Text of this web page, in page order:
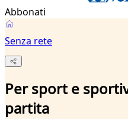
Abbonati
Senza rete
Per sport e
partita